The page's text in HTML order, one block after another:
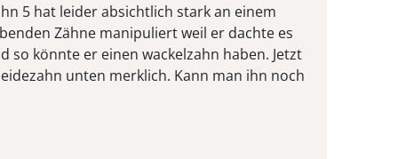
5 hat leider absichtlich stark an einem
Zähne manipuliert weil er dachte es
so könnte er einen wackelzahn haben. Jetzt
unten merklich. Kann man ihn noch